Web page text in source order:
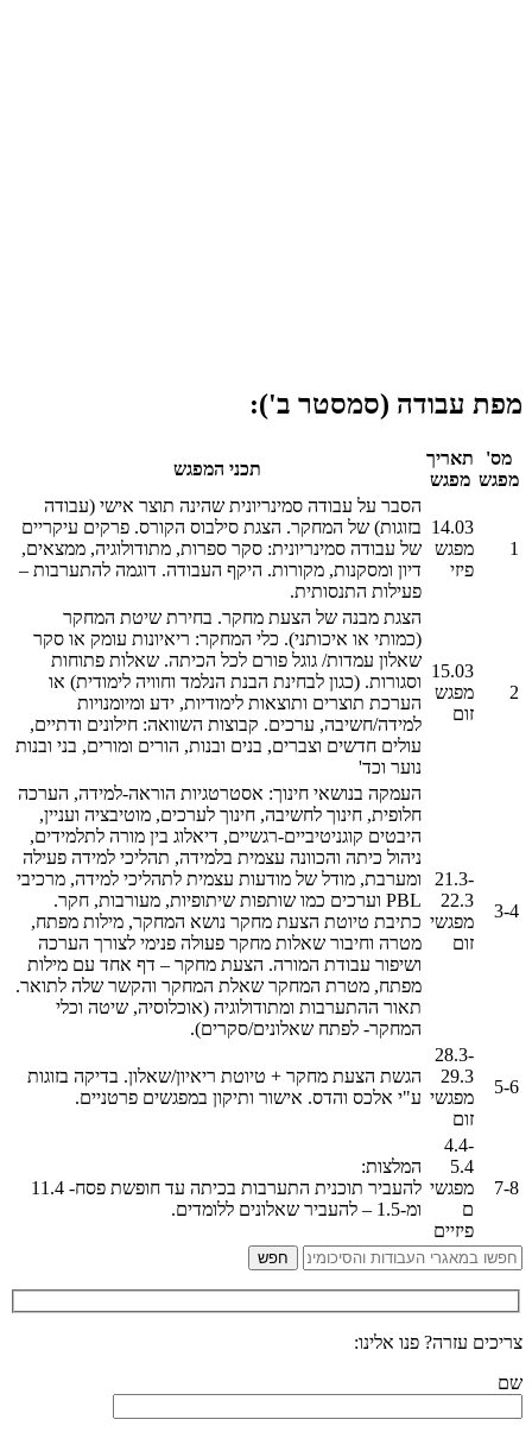
מפת עבודה (סמסטר ב'):
מס'
מפגש
תאריך
מפגש
תכני המפגש
1
14.03
מפגש
פיזי
הסבר על עבודה סמינריונית שהינה תוצר אישי (עבודה
בזוגות) של המחקר. הצגת סילבוס הקורס. פרקים עיקריים
של עבודה סמינריונית: סקר ספרות, מתודולוגיה, ממצאים,
דיון ומסקנות, מקורות. היקף העבודה. דוגמה להתערבות –
פעילות התנסותית.
2
15.03
מפגש
זום
הצגת מבנה של הצעת מחקר. בחירת שיטת המחקר
(כמותי או איכותני). כלי המחקר: ריאיונות עומק או סקר
שאלון עמדות/ גוגל פורם לכל הכיתה. שאלות פתוחות
וסגורות. (כגון לבחינת הבנת הנלמד וחוויה לימודית) או
הערכת תוצרים ותוצאות לימודיות, ידע ומיומנויות
למידה/חשיבה, ערכים. קבוצות השוואה: חילונים ודתיים,
עולים חדשים וצברים, בנים ובנות, הורים ומורים, בני ובנות
נוער וכד'
3-4
21.3-
22.3
מפגשי
זום
העמקה בנושאי חינוך: אסטרטגיות הוראה-למידה, הערכה
חלופית, חינוך לחשיבה, חינוך לערכים, מוטיבציה ועניין,
היבטים קוגניטיביים-רגשיים, דיאלוג בין מורה לתלמידים,
ניהול כיתה והכוונה עצמית בלמידה, תהליכי למידה פעילה
ומערבת, מודל של מודעות עצמית לתהליכי למידה, מרכיבי
PBL וערכים כמו שותפות שיתופיות, מעורבות, חקר.
כתיבת טיוטת הצעת מחקר נושא המחקר, מילות מפתח,
מטרה וחיבור שאלות מחקר פעולה פנימי לצורך הערכה
ושיפור עבודת המורה. הצעת מחקר – דף אחד עם מילות
מפתח, מטרת המחקר שאלת המחקר והקשר שלה לתואר.
תאור ההתערבות ומתודולוגיה (אוכלוסיה, שיטה וכלי
המחקר- לפתח שאלונים/סקרים).
5-6
28.3-
29.3
מפגשי
זום
הגשת הצעת מחקר + טיוטת ריאיון/שאלון. בדיקה בזוגות
ע"י אלכס והדס. אישור ותיקון במפגשים פרטניים.
7-8
4.4-
5.4
מפגשי
ם
פיזיים
המלצות:
להעביר תוכנית התערבות בכיתה עד חופשת פסח- 11.4
ומ-1.5 – להעביר שאלונים ללומדים.
צריכים עזרה? פנו אלינו:
שם